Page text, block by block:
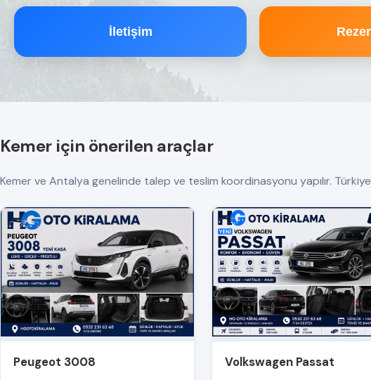
İletişim
Kemer için önerilen araçlar
Kemer ve Antalya genelinde talep ve teslim koordinasyonu yapılır.
Peugeot 3008 Volkswagen Passat